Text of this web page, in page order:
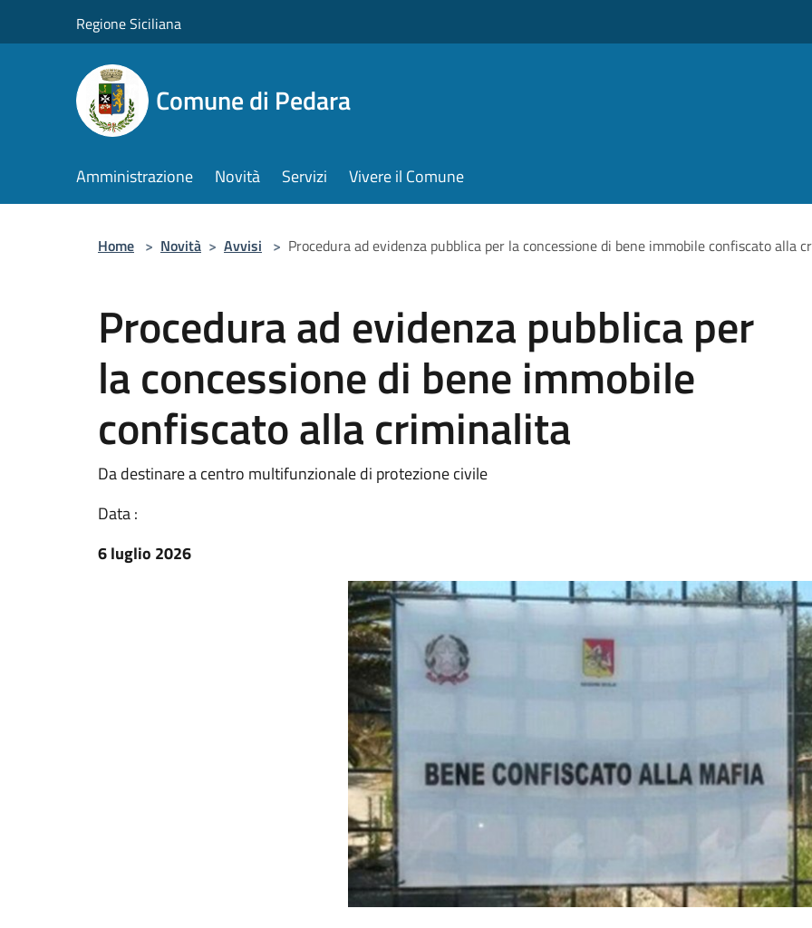
Regione Siciliana
Comune di Pedara
Amministrazione Novità Servizi Vivere il Comune
Home > Novità > Avvisi > Procedura ad evidenza pubblica per la concessione di bene immobile confiscato alla
Procedura ad evidenza pubblica per
la concessione di bene immobile
confiscato alla criminalita
Da destinare a centro multifunzionale di protezione civile
Data :
6 luglio 2026